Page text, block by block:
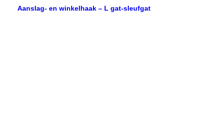
Aanslag- en winkelhaak – L gat-sleufgat